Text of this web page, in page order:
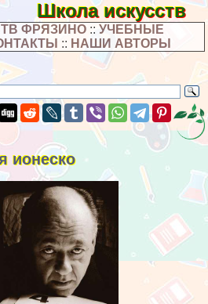
Школа искусств
ФРЯЗИНО ::УЧЕБНЫЕ
:: НАШИ АВТОРЫ
ионеско